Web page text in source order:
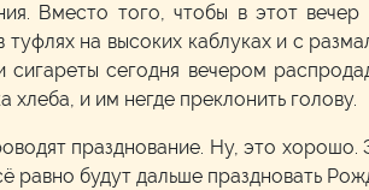
Вместо того, чтобы в этот
на высоких каблуках и с
сегодня вечером
хлеба, и им негде преклонить голову.
празднование. Ну, это
равно будут дальше праздновать